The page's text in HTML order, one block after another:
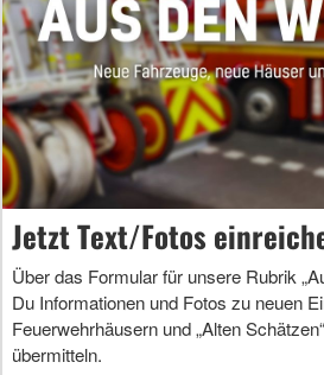
Jetzt Text/Fotos
Über das Formular für unsere Rubrik
Du Informationen und Fotos zu neuen
Feuerwehrhäusern und „Alten
übermitteln.